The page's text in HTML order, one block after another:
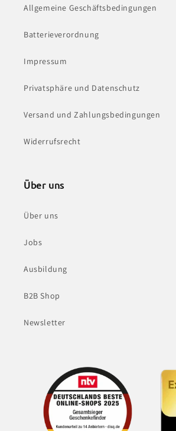
Allgemeine Geschäftsbedingungen
Batterieverordnung
Impressum
Privatsphäre und Datenschutz
Versand und Zahlungsbedingungen
Widerrufsrecht
Über uns
Über uns
Jobs
Ausbildung
B2B Shop
Newsletter